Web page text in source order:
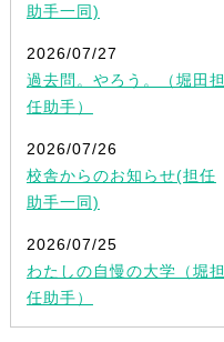
助手一同)
2026/07/27
過去問。やろう。（堀田担
任助手）
2026/07/26
校舎からのお知らせ(担任
助手一同)
2026/07/25
わたしの自慢の大学（堀担
任助手）